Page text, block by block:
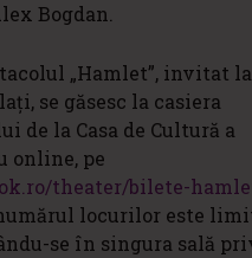
Bogdan.
„Hamlet”, invitat
se găsesc la casiera
de la Casa de Cultură a
online, pe
theater/bilete-
locurilor este
se în singura sală